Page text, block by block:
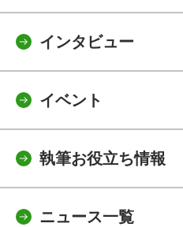
インタビュー
イベント
執筆お役立ち情報
ニュース一覧